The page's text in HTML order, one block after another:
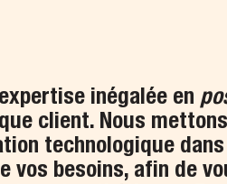
inégalée en
client. Nous
technologique
vos besoins, afin de